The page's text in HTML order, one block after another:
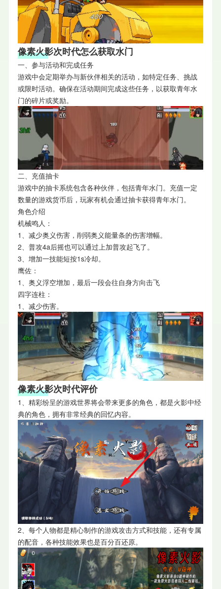
像素火影次时代怎么获取水门
一、参与活动和完成任务
游戏中会定期举办与新伙伴相关的活动，如特定任务、挑战
或限时活动。确保在活动期间完成这些任务，以获取青年水
门的碎片或奖励。
二、充值抽卡
游戏中的抽卡系统包含各种伙伴，包括青年水门。充值一定
数量的游戏货币后，玩家有机会通过抽卡获得青年水门。
角色介绍
机械鸣人：
1、减少奥义伤害，削弱奥义能量条的伤害增幅。
2、普攻4a后摇也可以通过上加普攻起飞了。
3、增加一技能短按1s冷却。
鹰佐：
1、奥义浮空增加，最后一段会往自身方向击飞
四字连柱：
1、减少伤害。
像素火影次时代评价
1、精彩纷呈的游戏世界将会带来更多的角色，都是火影中经
典的角色，拥有非常经典的回忆内容。
2、每个人物都是精心制作的游戏攻击方式和技能，还有专属
的配音，各种技能效果也是百分百还原。